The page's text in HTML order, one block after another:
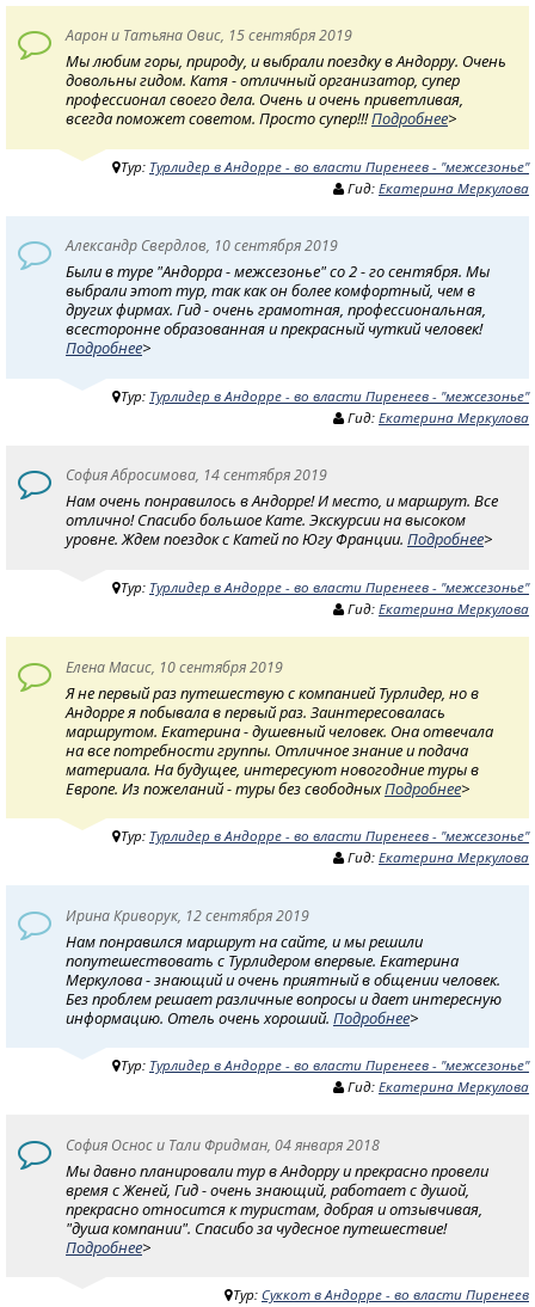
Аарон и Татьяна Овис, 15 сентября 2019
Мы любим горы, природу, и выбрали поездку в Андорру. Очень
довольны гидом. Катя - отличный организатор, супер
профессионал своего дела. Очень и очень приветливая,
всегда поможет советом. Просто супер!!!Подробнее>
Тур: Турлидер в Андорре - во власти Пиренеев - "межсезонье"
Гид: Екатерина Меркулова
Александр Свердлов, 10 сентября 2019
Были в туре "Андорра - межсезонье" со 2 - го сентября. Мы
выбрали этот тур, так как он более комфортный, чем в
других фирмах. Гид - очень грамотная, профессиональная,
всесторонне образованная и прекрасный чуткий человек!
Подробнее>
Тур: Турлидер в Андорре - во власти Пиренеев - "межсезонье"
Гид: Екатерина Меркулова
София Абросимова, 14 сентября 2019
Нам очень понравилось в Андорре! И место, и маршрут. Все
отлично! Спасибо большое Кате. Экскурсии на высоком
уровне. Ждем поездок с Катей по Югу Франции. Подробнее>
Тур: Турлидер в Андорре - во власти Пиренеев - "межсезонье"
Гид: Екатерина Меркулова
Елена Масис, 10 сентября 2019
Я не первый раз путешествую с компанией Турлидер, но в
Андорре я побывала в первый раз. Заинтересовалась
маршрутом. Екатерина - душевный человек. Она отвечала
на все потребности группы. Отличное знание и подача
материала. На будущее, интересуют новогодние туры в
Европе. Из пожеланий - туры без свободныхПодробнее>
Тур: Турлидер в Андорре - во власти Пиренеев - "межсезонье"
Гид: Екатерина Меркулова
Ирина Криворук, 12 сентября 2019
Нам понравился маршрут на сайте, и мы решили
попутешествовать с Турлидером впервые. Екатерина
Меркулова - знающий и очень приятный в общении человек.
Без проблем решает различные вопросы и дает интересную
информацию. Отель очень хороший. Подробнее>
Тур: Турлидер в Андорре - во власти Пиренеев - "межсезонье"
Гид: Екатерина Меркулова
София Оснос и Тали Фридман, 04 января 2018
Мы давно планировали тур в Андорру и прекрасно провели
время с Женей, Гид - очень знающий, работает с душой,
прекрасно относится к туристам, добрая и отзывчивая,
"душа компании". Спасибо за чудесное путешествие!
Подробнее>
Тур: Суккот в Андорре - во власти Пиренеев